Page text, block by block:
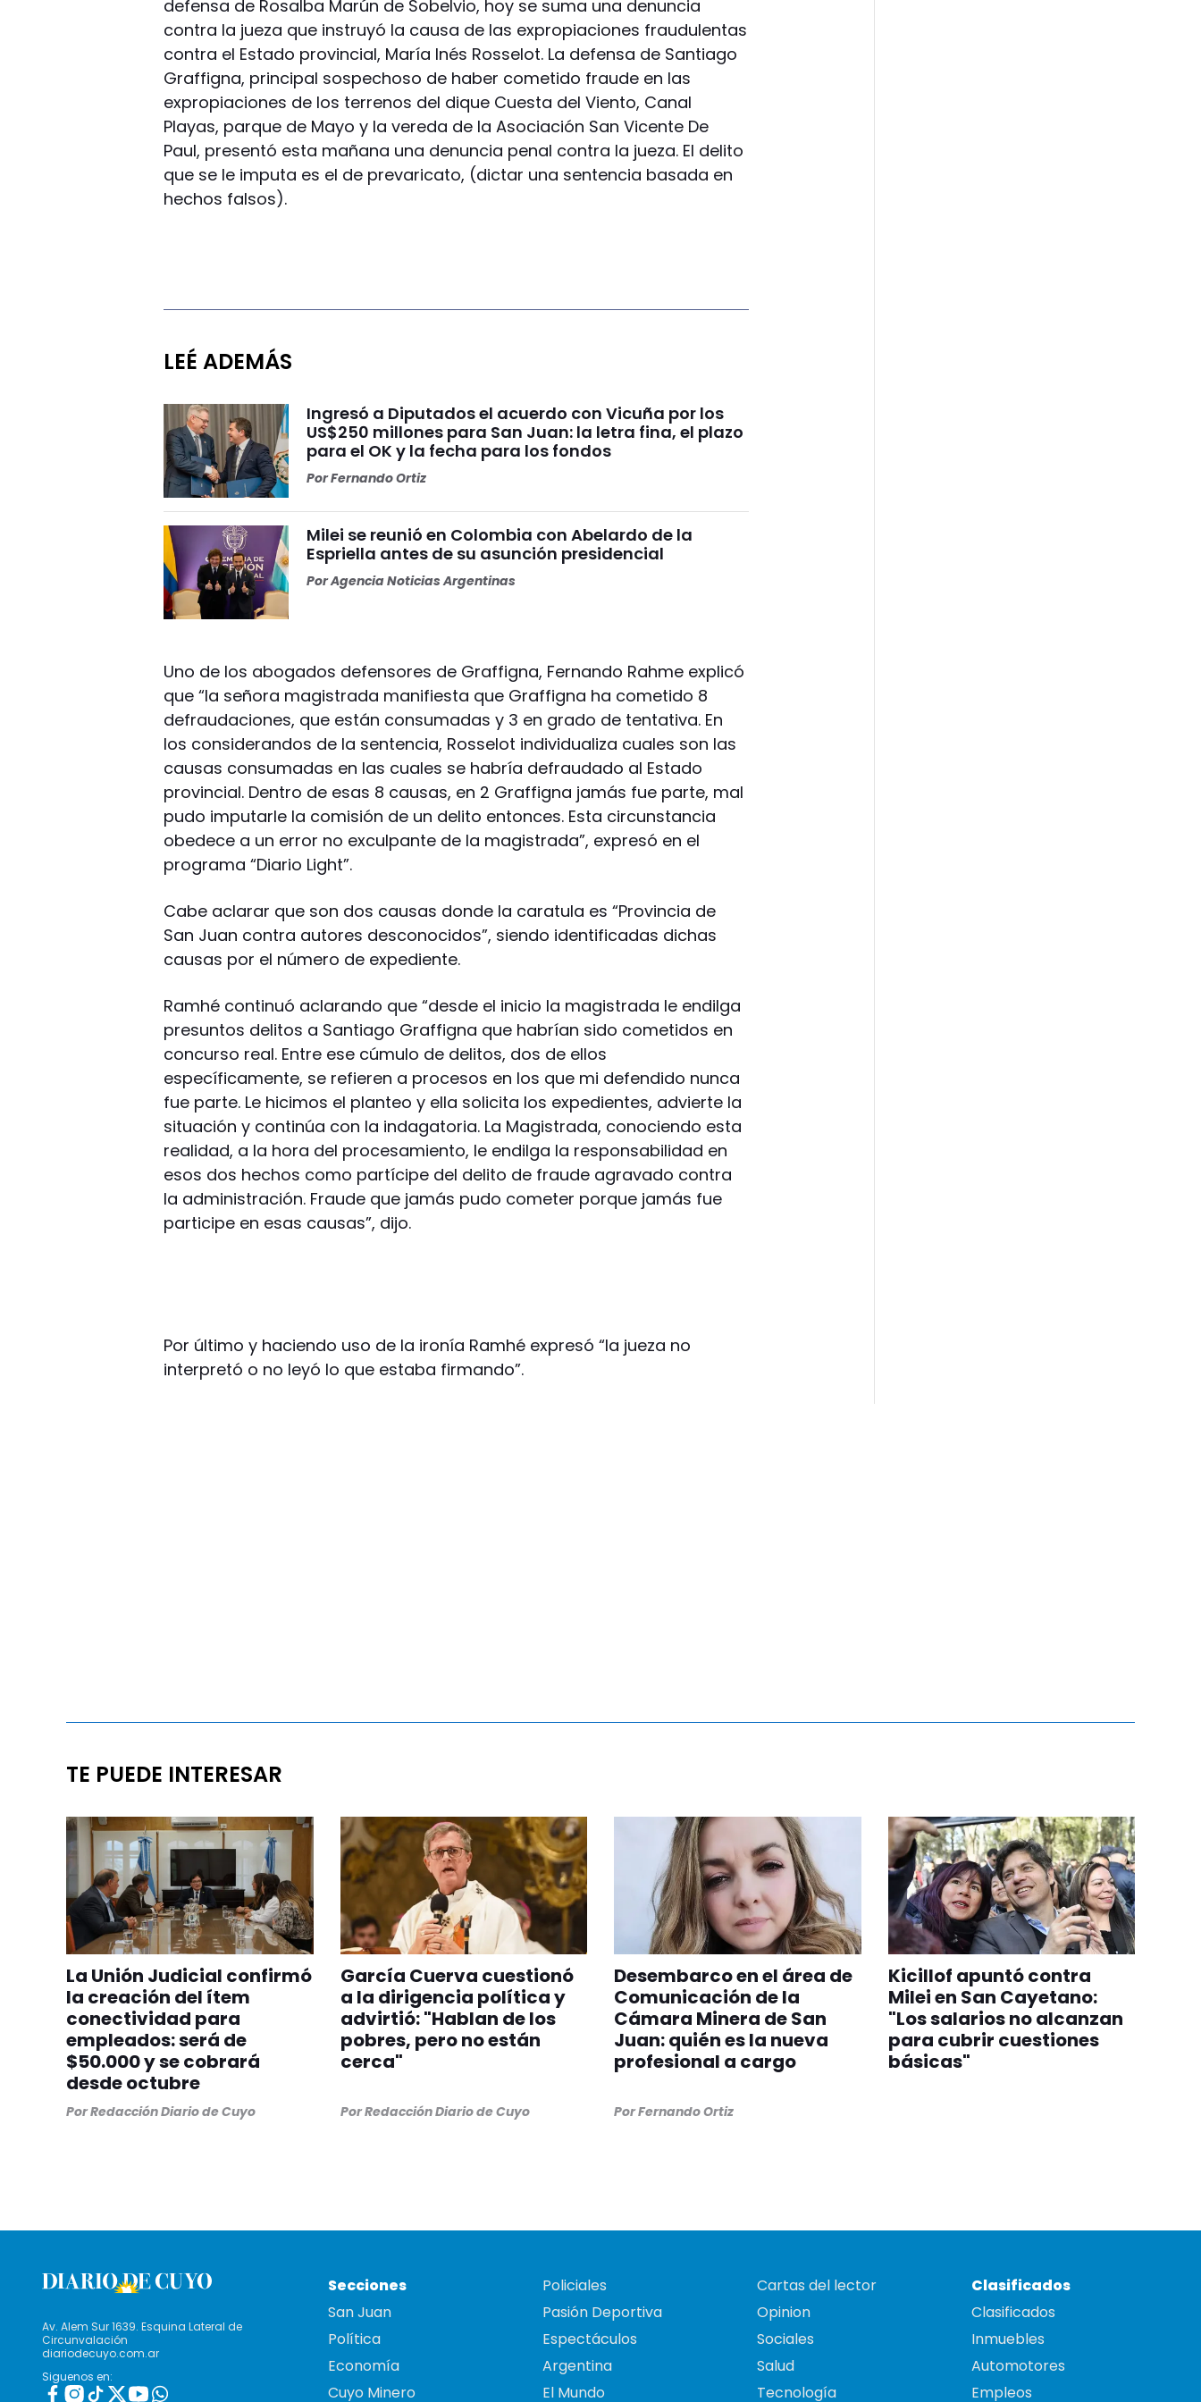
defensa de Rosalba Marún de Sobelvio, hoy se suma una denuncia
contra la jueza que instruyó la causa de las expropiaciones fraudulentas
contra el Estado provincial, María Inés Rosselot. La defensa de Santiago
Graffigna, principal sospechoso de haber cometido fraude en las
expropiaciones de los terrenos del dique Cuesta del Viento, Canal
Playas, parque de Mayo y la vereda de la Asociación San Vicente De
Paul, presentó esta mañana una denuncia penal contra la jueza. El delito
que se le imputa es el de prevaricato, (dictar una sentencia basada en
hechos falsos).
LEÉ ADEMÁS
Ingresó a Diputados el acuerdo con Vicuña por los
US$250 millones para San Juan: la letra fina, el plazo
para el OK y la fecha para los fondos
PorFernando Ortiz
Milei se reunió en Colombia con Abelardo de la
Espriella antes de su asunción presidencial
PorAgencia Noticias Argentinas
Uno de los abogados defensores de Graffigna, Fernando Rahme explicó
que “la señora magistrada manifiesta que Graffigna ha cometido 8
defraudaciones, que están consumadas y 3 en grado de tentativa. En
los considerandos de la sentencia, Rosselot individualiza cuales son las
causas consumadas en las cuales se habría defraudado al Estado
provincial. Dentro de esas 8 causas, en 2 Graffigna jamás fue parte, mal
pudo imputarle la comisión de un delito entonces. Esta circunstancia
obedece a un error no exculpante de la magistrada”, expresó en el
programa “Diario Light”.
Cabe aclarar que son dos causas donde la caratula es “Provincia de
San Juan contra autores desconocidos”, siendo identificadas dichas
causas por el número de expediente.
Ramhé continuó aclarando que “desde el inicio la magistrada le endilga
presuntos delitos a Santiago Graffigna que habrían sido cometidos en
concurso real. Entre ese cúmulo de delitos, dos de ellos
específicamente, se refieren a procesos en los que mi defendido nunca
fue parte. Le hicimos el planteo y ella solicita los expedientes, advierte la
situación y continúa con la indagatoria. La Magistrada, conociendo esta
realidad, a la hora del procesamiento, le endilga la responsabilidad en
esos dos hechos como partícipe del delito de fraude agravado contra
la administración. Fraude que jamás pudo cometer porque jamás fue
participe en esas causas”, dijo.
Por último y haciendo uso de la ironía Ramhé expresó “la jueza no
interpretó o no leyó lo que estaba firmando”.
TE PUEDE INTERESAR
La Unión Judicial confirmó
la creación del ítem
conectividad para
empleados: será de
$50.000 y se cobrará
desde octubre
PorRedacción Diario de Cuyo
García Cuerva cuestionó
a la dirigencia política y
advirtió: "Hablan de los
pobres, pero no están
cerca"
PorRedacción Diario de Cuyo
Desembarco en el área de
Comunicación de la
Cámara Minera de San
Juan: quién es la nueva
profesional a cargo
PorFernando Ortiz
Kicillof apuntó contra
Milei en San Cayetano:
"Los salarios no alcanzan
para cubrir cuestiones
básicas"
Av. Alem Sur 1639. Esquina Lateral de
Circunvalación
diariodecuyo.com.ar
Siguenos en:
Secciones
San Juan
Política
Economía
Cuyo Minero
Policiales
Pasión Deportiva
Espectáculos
Argentina
El Mundo
Cartas del lector
Opinion
Sociales
Salud
Tecnología
Clasificados
Clasificados
Inmuebles
Automotores
Empleos